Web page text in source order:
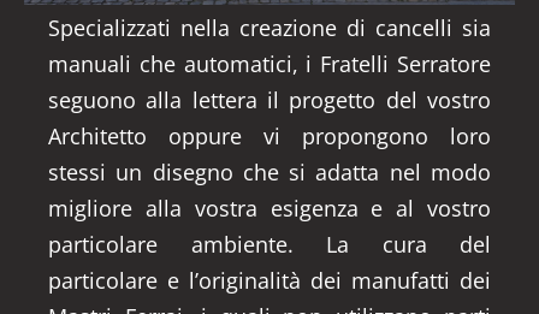
Specializzati nella creazione di cancelli sia
manuali che automatici, i Fratelli Serratore
seguono alla lettera il progetto del vostro
Architetto oppure vi propongono loro
stessi un disegno che si adatta nel modo
migliore alla vostra esigenza e al vostro
particolare ambiente. La cura del
particolare e l’originalità dei manufatti dei